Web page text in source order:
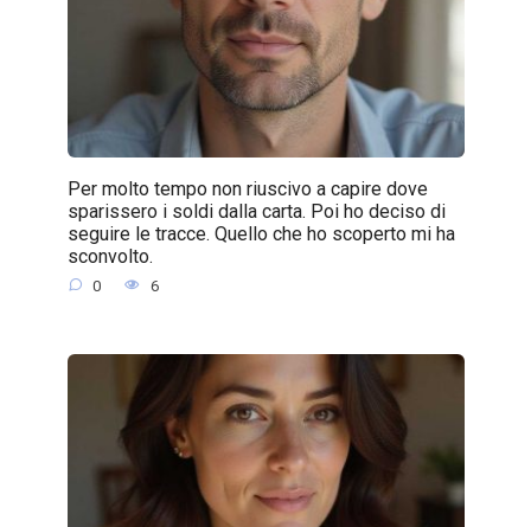
Per molto tempo non riuscivo a capire dove
sparissero i soldi dalla carta. Poi ho deciso di
seguire le tracce. Quello che ho scoperto mi ha
sconvolto.
0 6